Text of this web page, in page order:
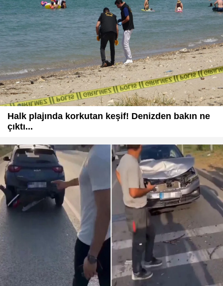
Halk plajında korkutan keşif! Denizden bakın ne
çıktı...